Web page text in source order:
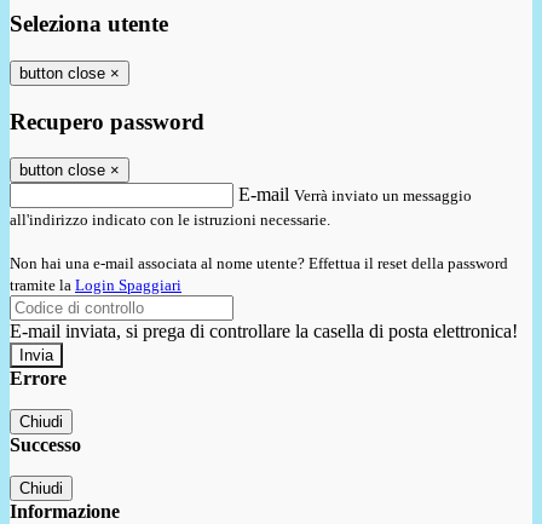
Seleziona utente
button close ×
Recupero password
button close ×
E-mail Verrà inviato un messaggio
all'indirizzo indicato con le istruzioni necessarie.
Non hai una e-mail associata al nome utente? Effettua il reset della password
tramite la Login Spaggiari
E-mail inviata, si prega di controllare la casella di posta elettronica!
Errore
Chiudi
Successo
Chiudi
Informazione